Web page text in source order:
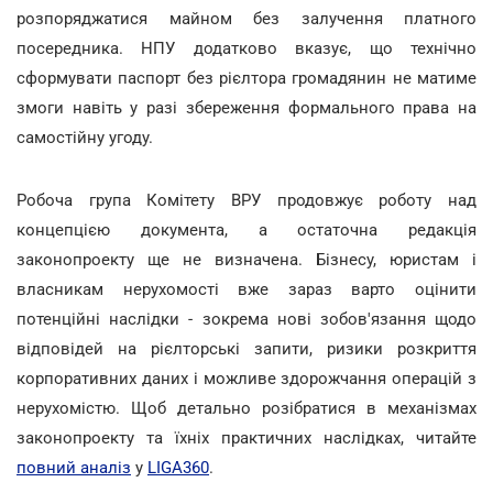
розпоряджатися майном без залучення платного
посередника. НПУ додатково вказує, що технічно
сформувати паспорт без рієлтора громадянин не матиме
змоги навіть у разі збереження формального права на
самостійну угоду.
Робоча група Комітету ВРУ продовжує роботу над
концепцією документа, а остаточна редакція
законопроекту ще не визначена. Бізнесу, юристам і
власникам нерухомості вже зараз варто оцінити
потенційні наслідки - зокрема нові зобов'язання щодо
відповідей на рієлторські запити, ризики розкриття
корпоративних даних і можливе здорожчання операцій з
нерухомістю. Щоб детально розібратися в механізмах
законопроекту та їхніх практичних наслідках, читайте
повний аналіз у LIGA360.